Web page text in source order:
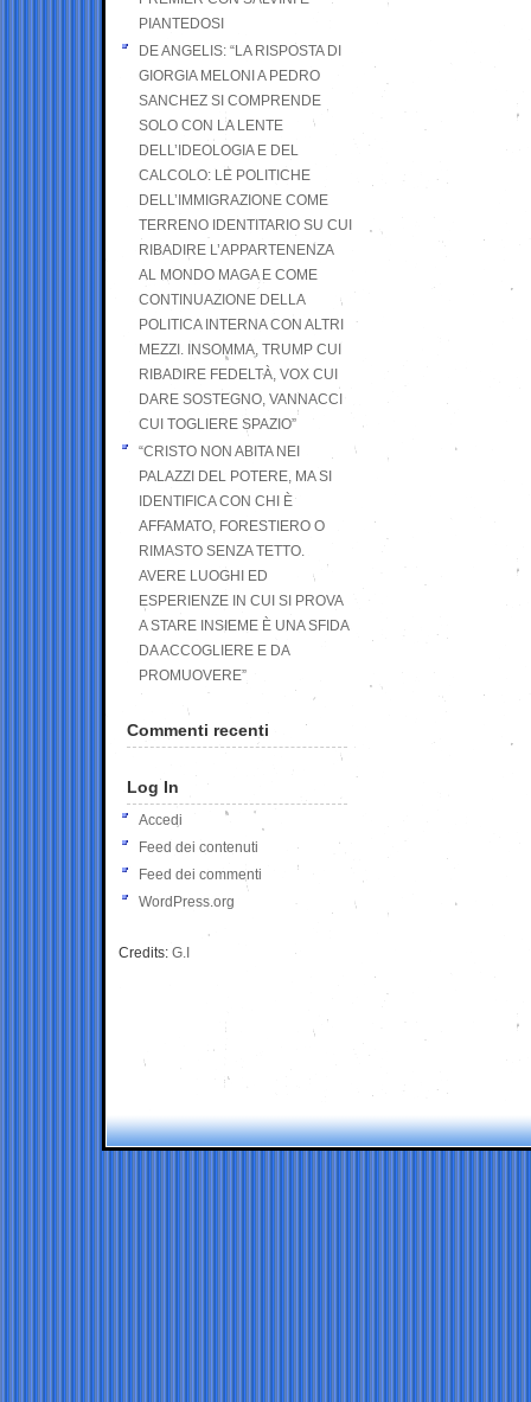
PIANTEDOSI
DE ANGELIS: “LA RISPOSTA DI
GIORGIA MELONI A PEDRO
SANCHEZ SI COMPRENDE
SOLO CON LA LENTE
DELL’IDEOLOGIA E DEL
CALCOLO: LE POLITICHE
DELL’IMMIGRAZIONE COME
TERRENO IDENTITARIO SU CUI
RIBADIRE L’APPARTENENZA
AL MONDO MAGA E COME
CONTINUAZIONE DELLA
POLITICA INTERNA CON ALTRI
MEZZI. INSOMMA, TRUMP CUI
RIBADIRE FEDELTÀ, VOX CUI
DARE SOSTEGNO, VANNACCI
CUI TOGLIERE SPAZIO”
“CRISTO NON ABITA NEI
PALAZZI DEL POTERE, MA SI
IDENTIFICA CON CHI È
AFFAMATO, FORESTIERO O
RIMASTO SENZA TETTO.
AVERE LUOGHI ED
ESPERIENZE IN CUI SI PROVA
A STARE INSIEME È UNA SFIDA
DA ACCOGLIERE E DA
PROMUOVERE”
Commenti recenti
Log In
Accedi
Feed dei contenuti
Feed dei commenti
WordPress.org
Credits: G.I